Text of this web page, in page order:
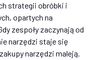
strategii obróbki i
opartych na
zespoły zaczynają od
narzędzi staje się
narzędzi maleją.